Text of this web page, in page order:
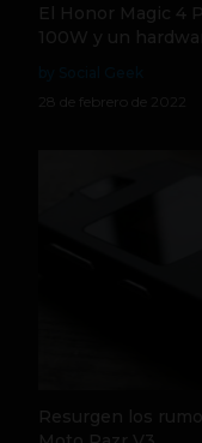
El Honor Magic 4
100W y un
28 de febrero de 2022
Resurgen los